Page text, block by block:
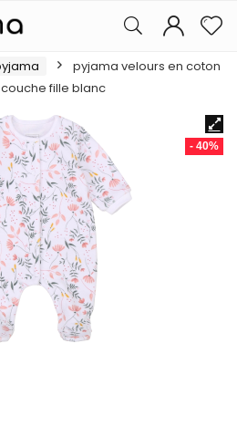
pyjama velours en coton
fille blanc
- 40%